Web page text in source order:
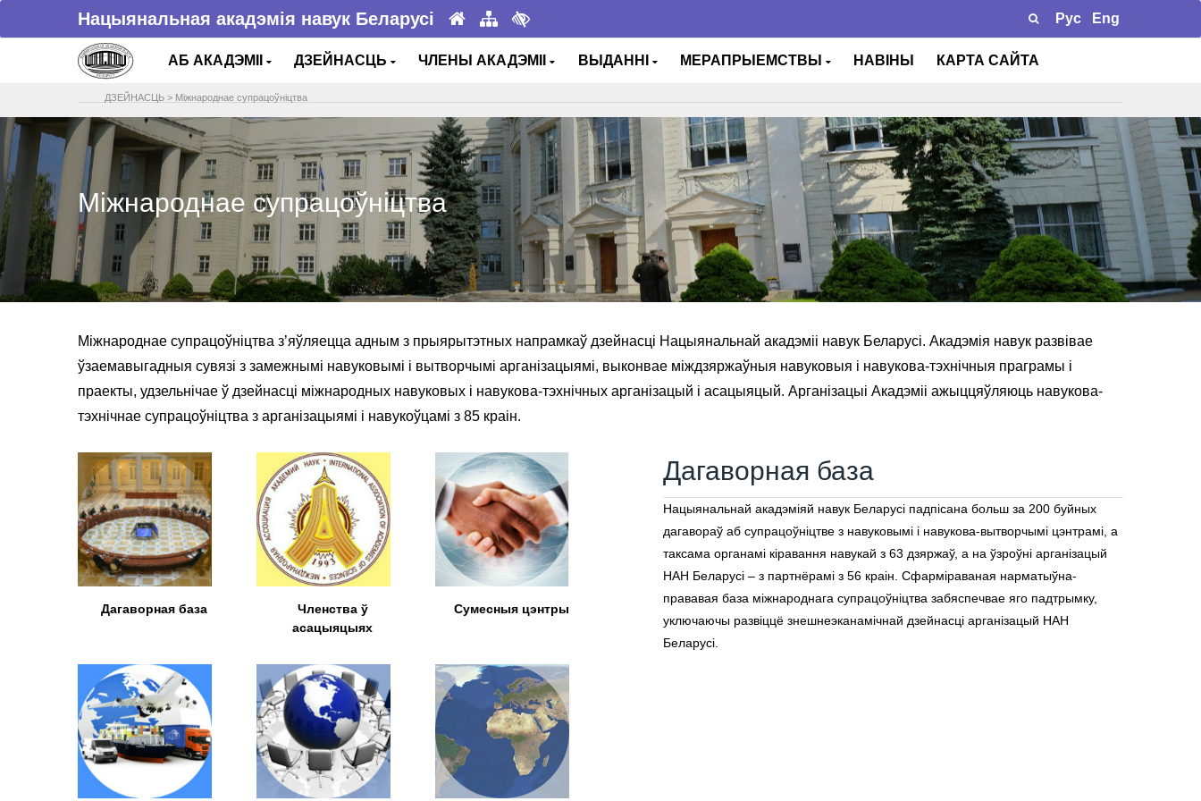
Нацыянальная акадэмія навук Беларусі Рус Eng
АБ АКАДЭМІІ ДЗЕЙНАСЦЬ ЧЛЕНЫ АКАДЭМІІ ВЫДАННІ МЕРАПРЫЕМСТВЫ НАВІНЫ КАРТА САЙТА
ДЗЕЙНАСЦЬ > Міжнароднае супрацоўніцтва
Міжнароднае супрацоўніцтва
Міжнароднае супрацоўніцтва з’яўляецца адным з прыярытэтных напрамкаў дзейнасці Нацыянальнай акадэміі навук Беларусі. Акадэмія навук развівае
ўзаемавыгадныя сувязі з замежнымі навуковымі і вытворчымі арганізацыямі, выконвае міждзяржаўныя навуковыя і навукова-тэхнічныя праграмы і
праекты, удзельнічае ў дзейнасці міжнародных навуковых і навукова-тэхнічных арганізацый і асацыяцый. Арганізацыі Акадэміі ажыццяўляюць навукова-
тэхнічнае супрацоўніцтва з арганізацыямі і навукоўцамі з 85 краін.
Дагаворная база
Членства ў
асацыяцыях
Сумесныя цэнтры
Дагаворная база
Нацыянальнай акадэміяй навук Беларусі падпісана больш за 200 буйных
дагавораў аб супрацоўніцтве з навуковымі і навукова-вытворчымі цэнтрамі, а
таксама органамі кіравання навукай з 63 дзяржаў, а на ўзроўні арганізацый
НАН Беларусі – з партнёрамі з 56 краін. Сфарміраваная нарматыўна-
прававая база міжнароднага супрацоўніцтва забяспечвае яго падтрымку,
уключаючы развіццё знешнеэканамічнай дзейнасці арганізацый НАН
Беларусі.